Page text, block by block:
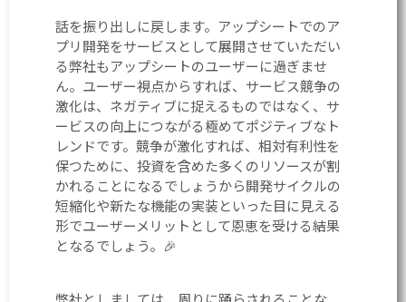
話を振り出しに戻します。アップシートでのア
プリ開発をサービスとして展開させていただい
る弊社もアップシートのユーザーに過ぎませ
ん。ユーザー視点からすれば、サービス競争の
激化は、ネガティブに捉えるものではなく、サ
ービスの向上につながる極めてポジティブなト
レンドです。競争が激化すれば、相対有利性を
保つために、投資を含めた多くのリソースが割
かれることになるでしょうから開発サイクルの
短縮化や新たな機能の実装といった目に見える
形でユーザーメリットとして恩恵を受ける結果
となるでしょう。🎉